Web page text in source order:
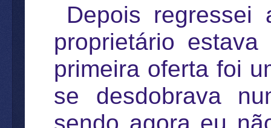
Depois regressei
proprietário
primeira oferta foi
se desdobrava
sendo agora eu